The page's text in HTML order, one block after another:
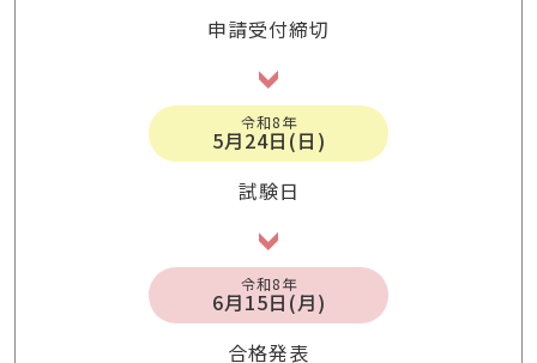
申請受付締切
令和8年
5月24日(日)
試験日
令和8年
6月15日(月)
合格発表